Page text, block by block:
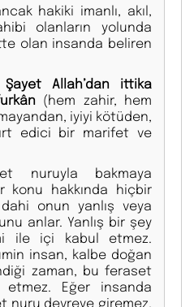
hakiki imanlı, akıl,
olanların yolunda
olan insanda beliren
Allah’dan ittika
(hem zahir, hem
iyiyi kötüden,
edici bir marifet ve
nuruyla bakmaya
konu hakkında hiçbir
onun yanlış veya
anlar. Yanlış bir şey
ile içi kabul etmez.
insan, kalbe doğan
zaman, bu feraset
etmez. Eğer insanda
nuru devreye giremez,